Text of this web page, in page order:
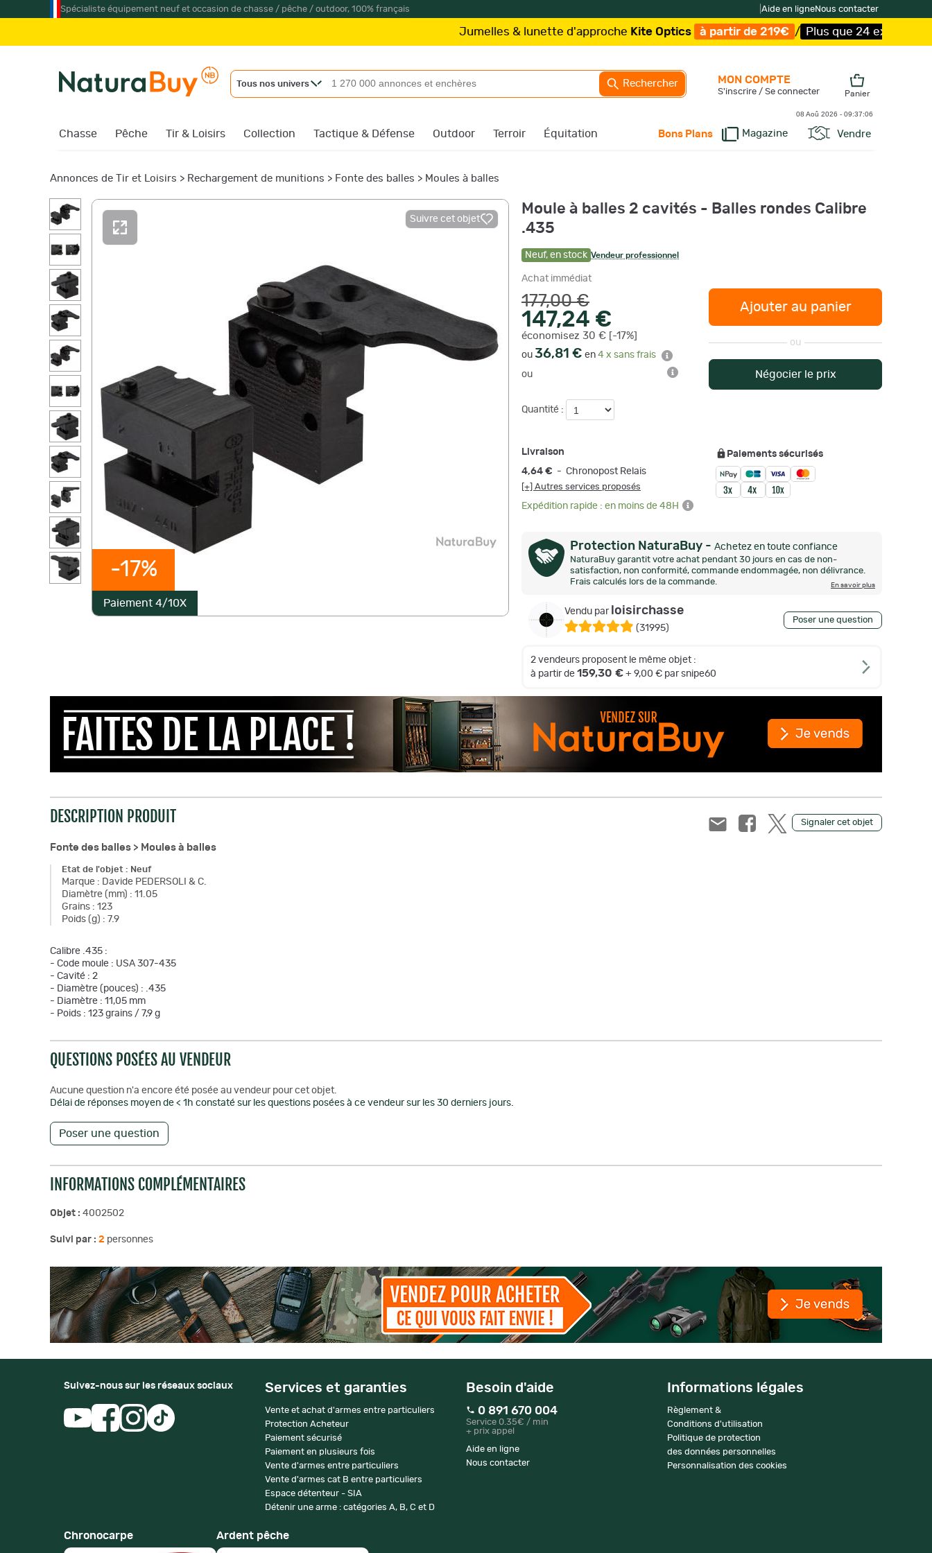
Spécialiste équipement neuf et occasion de chasse / pêche / outdoor, 100% français Aide en ligneNous contacter
Jumelles & lunette d'approcheKite Optics à partir de 219€ / Plus que 24 exemplaires !
Tous nos univers Rechercher
Chasse Pêche Tir & Loisirs Collection Tactique & Défense Outdoor Terroir Équitation Bons Plans Magazine Vendre
MON COMPTE
S'inscrire / Se connecter Panier
08 Aoû 2026 - 09:37:06
Annonces de Tir et Loisirs > Rechargement de munitions > Fonte des balles > Moules à balles
-17%
Paiement 4/10X
Suivre cet objet
Moule à balles 2 cavités - Balles rondes Calibre
.435
Neuf, en stock Vendeur professionnel
Achat immédiat
177,00 €
147,24 €
économisez 30 € [-17%]
ou 36,81 € en 4 x sans frais
ou
Quantité :
Ajouter au panier
ou
Négocier le prix
Livraison
4,64 € - Chronopost Relais
[+] Autres services proposés
Expédition rapide : en moins de 48H
Paiements sécurisés
Protection NaturaBuy - Achetez en toute confiance
NaturaBuy garantit votre achat pendant 30 jours en cas de non-
satisfaction, non conformité, commande endommagée, non délivrance.
Frais calculés lors de la commande.
En savoir plus
Vendu par loisirchasse
(31995)
Poser une question
2 vendeurs proposent le même objet :
à partir de 159,30 € + 9,00 € par snipe60
Signaler cet objet
DESCRIPTION PRODUIT
Fonte des balles > Moules à balles
Etat de l'objet : Neuf
Marque : Davide PEDERSOLI & C.
Diamètre (mm) : 11.05
Grains : 123
Poids (g) : 7.9
Calibre .435 :
- Code moule : USA 307-435
- Cavité : 2
- Diamètre (pouces) : .435
- Diamètre : 11,05 mm
- Poids : 123 grains / 7,9 g
QUESTIONS POSÉES AU VENDEUR
Aucune question n'a encore été posée au vendeur pour cet objet.
Délai de réponses moyen de < 1h constaté sur les questions posées à ce vendeur sur les 30 derniers jours.
Poser une question
INFORMATIONS COMPLÉMENTAIRES
Objet : 4002502
Suivi par : 2 personnes
Suivez-nous sur les réseaux sociaux Services et garanties
Vente et achat d'armes entre particuliers
Protection Acheteur
Paiement sécurisé
Paiement en plusieurs fois
Vente d'armes entre particuliers
Vente d'armes cat B entre particuliers
Espace détenteur - SIA
Détenir une arme : catégories A, B, C et D
Besoin d'aide
0 891 670 004
Service 0.35€ / min
+ prix appel
Aide en ligne
Nous contacter
Informations légales
Règlement &
Conditions d'utilisation
Politique de protection
des données personnelles
Personnalisation des cookies
Chronocarpe Ardent pêche